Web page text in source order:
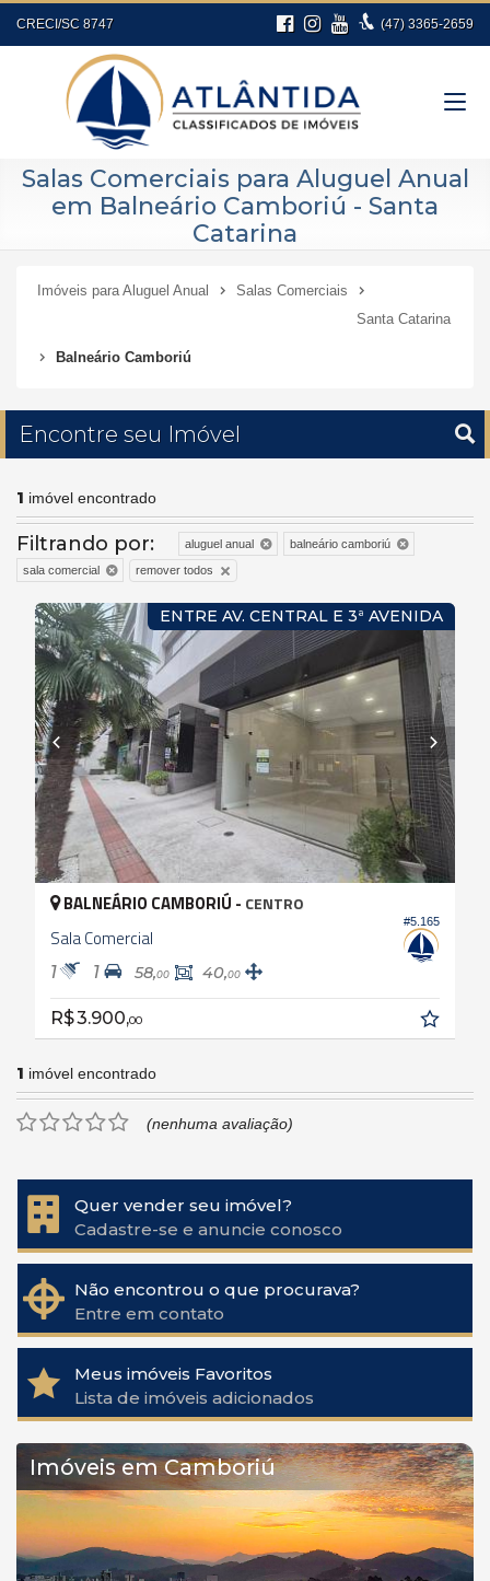
CRECI/SC 8747 (47) 3365-2659
Salas Comerciais para Aluguel Anual
em Balneário Camboriú - Santa
Catarina
Imóveis para Aluguel Anual
Salas Comerciais
Santa Catarina
Balneário Camboriú
Encontre seu Imóvel
1 imóvel encontrado
Filtrando por: aluguel anual
balneário camboriú
sala comercial
remover todos
ENTRE AV. CENTRAL E 3ª AVENIDA
#5.165
BALNEÁRIO CAMBORIÚ - CENTRO
Sala Comercial
1 1 58,00 40,00
R$ 3.900,00
1 imóvel encontrado
(nenhuma avaliação)
Quer vender seu imóvel?
Cadastre-se e anuncie conosco
Não encontrou o que procurava?
Entre em contato
Meus imóveis Favoritos
Lista de imóveis adicionados
Imóveis em Camboriú